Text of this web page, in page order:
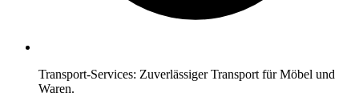
Transport-Services: Zuverlässiger Transport für Möbel und
Waren.